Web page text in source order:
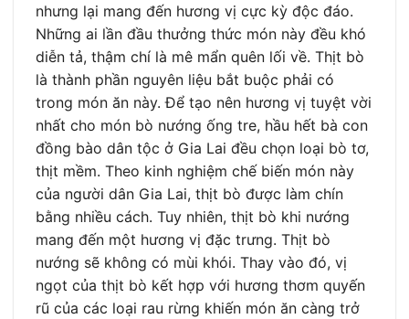
nhưng lại mang đến hương vị cực kỳ độc đáo.
Những ai lần đầu thưởng thức món này đều khó
diễn tả, thậm chí là mê mẩn quên lối về. Thịt bò
là thành phần nguyên liệu bắt buộc phải có
trong món ăn này. Để tạo nên hương vị tuyệt vời
nhất cho món bò nướng ống tre, hầu hết bà con
đồng bào dân tộc ở Gia Lai đều chọn loại bò tơ,
thịt mềm. Theo kinh nghiệm chế biến món này
của người dân Gia Lai, thịt bò được làm chín
bằng nhiều cách. Tuy nhiên, thịt bò khi nướng
mang đến một hương vị đặc trưng. Thịt bò
nướng sẽ không có mùi khói. Thay vào đó, vị
ngọt của thịt bò kết hợp với hương thơm quyến
rũ của các loại rau rừng khiến món ăn càng trở